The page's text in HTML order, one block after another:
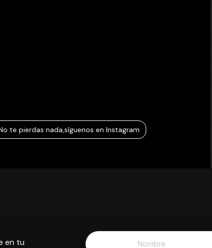
te pierdas nada,síguenos en Instagram
en tu